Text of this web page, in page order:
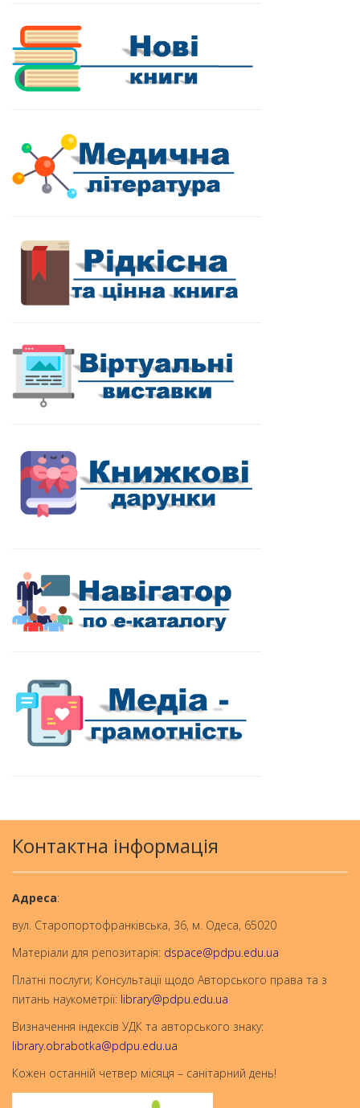
Контактна інформація
Aдреса:
вул. Старопортофранківська, 36, м. Одеса, 65020
Матеріали для репозитарія: dspace@pdpu.edu.ua
Платні послуги; Консультації щодо Авторського права та з
питань наукометрії: library@pdpu.edu.ua
Визначення індексів УДК та авторського знаку:
library.obrabotka@pdpu.edu.ua
Кожен останній четвер місяця – санітарний день!